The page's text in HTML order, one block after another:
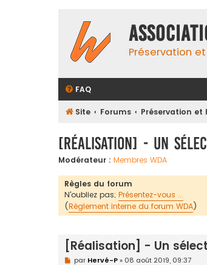
Préservation
FAQ
Site Forums Préservation et
[Réalisation] - Un
Modérateur : Membres WDA
Règles du forum
N'oubliez pas; Présentez-vous ...
(Règlement interne du forum WDA)
[Réalisation] - Un
M
par Hervé-P» 08 août 2019, 09:37